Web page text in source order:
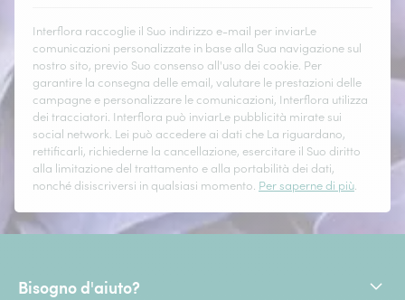
Interflora raccoglie il Suo indirizzo e-mail per inviarLe
comunicazioni personalizzate in base alla Sua navigazione sul
nostro sito, previo Suo consenso all'uso dei cookie. Per
garantire la consegna delle email, valutare le prestazioni delle
campagne e personalizzare le comunicazioni, Interflora utilizza
dei tracciatori. Interflora può inviarLe pubblicità mirate sui
social network. Lei può accedere ai dati che La riguardano,
rettificarli, richiederne la cancellazione, esercitare il Suo diritto
alla limitazione del trattamento e alla portabilità dei dati,
nonché disiscriversi in qualsiasi momento. Per saperne di più.
Bisogno d'aiuto?